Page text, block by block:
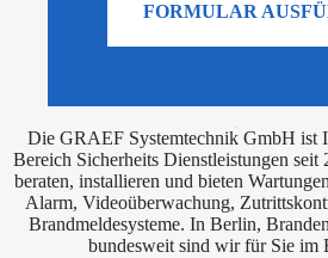
FORMULAR
Die GRAEF Systemtechnik GmbH ist
Bereich Sicherheits Dienstleistungen seit
beraten, installieren und bieten
Alarm, Videoüberwachung,
Brandmeldesysteme. In Berlin,
bundesweit sind wir für Sie im